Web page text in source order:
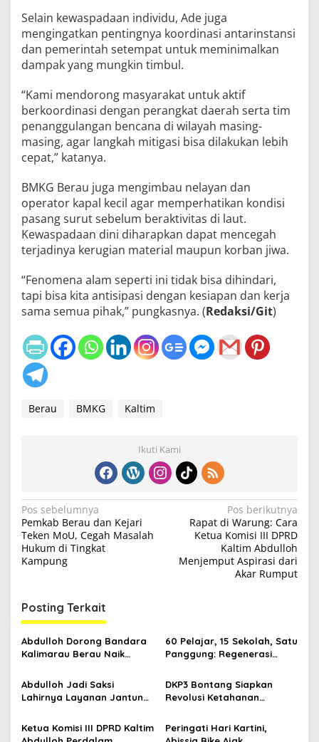
Selain kewaspadaan individu, Ade juga
mengingatkan pentingnya koordinasi antarinstansi
dan pemerintah setempat untuk meminimalkan
dampak yang mungkin timbul.
“Kami mendorong masyarakat untuk aktif
berkoordinasi dengan perangkat daerah serta tim
penanggulangan bencana di wilayah masing-
masing, agar langkah mitigasi bisa dilakukan lebih
cepat,” katanya.
BMKG Berau juga mengimbau nelayan dan
operator kapal kecil agar memperhatikan kondisi
pasang surut sebelum beraktivitas di laut.
Kewaspadaan dini diharapkan dapat mencegah
terjadinya kerugian material maupun korban jiwa.
“Fenomena alam seperti ini tidak bisa dihindari,
tapi bisa kita antisipasi dengan kesiapan dan kerja
sama semua pihak,” pungkasnya. (Redaksi/Git)
Berau BMKG Kaltim
Ikuti Kami
N
a
v
a
s
i
o
Pos sebelumnya
Pemkab Berau dan Kejari
Teken MoU, Cegah Masalah
Hukum di Tingkat
Kampung
Pos berikutnya
Rapat di Warung: Cara
Ketua Komisi III DPRD
Kaltim Abdulloh
Menjemput Aspirasi dari
Akar Rumput
Posting Terkait
Abdulloh Dorong Bandara
Kalimarau Berau Naik
Internasional Kaltim
60 Pelajar, 15 Sekolah, Satu
Panggung: Regenerasi
Jalannya
Abdulloh Jadi Saksi
Lahirnya Layanan Jantung
Jawaban Kebutuhan
Rakyat
DKP3 Bontang Siapkan
Revolusi Ketahanan
Smartani Jadi Senjata
Ketua Komisi III DPRD Kaltim
Peringati Hari Kartini,